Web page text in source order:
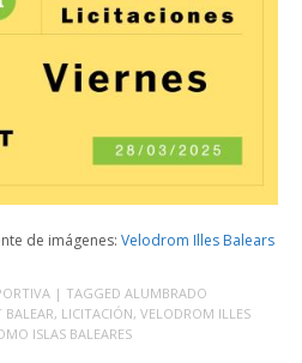
de imágenes: Velodrom Illes Balears
| TAGGED ALUMBRADO
BALEAR, LICITACIÓN, VELODROM ILLES
ISLAS BALEARES